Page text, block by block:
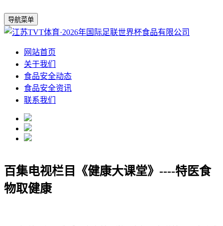
导航菜单
网站首页
关于我们
食品安全动态
食品安全资讯
联系我们
百集电视栏目《健康大课堂》----特医食
物取健康